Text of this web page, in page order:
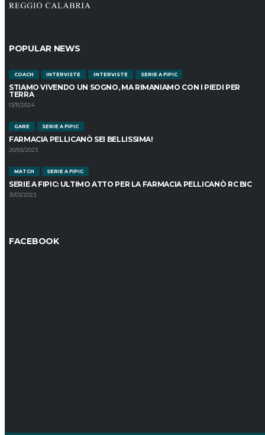
POPULAR NEWS
COACH INTERVISTE INTERVISTE SERIE A FIPIC
STIAMO VIVENDO UN SOGNO, MA RIMANIAMO CON I PIEDI PER
TERRA
13/11/2024
GARE SERIE A FIPIC
FARMACIA PELLICANÒ SEI BELLISSIMA!
20/03/2023
MATCH SERIE A FIPIC
SERIE A FIPIC: ULTIMO ATTO PER LA FARMACIA PELLICANÒ RC BIC
31/03/2023
FACEBOOK